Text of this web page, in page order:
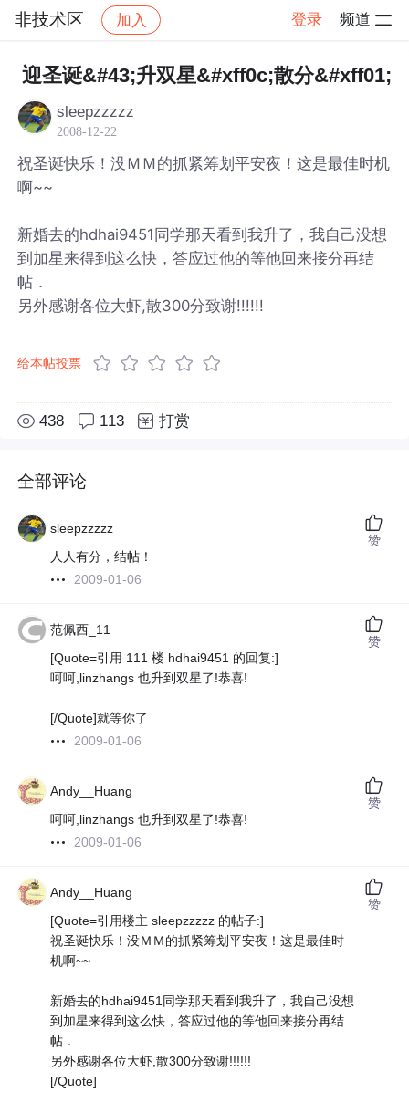
非技术区 加入 登录 频道
社区 非技术区 帖子详情
迎圣诞&#43;升双星&#xff0c;散分&#xff01;
sleepzzzzz
2008-12-22
祝圣诞快乐！没ＭＭ的抓紧筹划平安夜！这是最佳时机
啊~~
新婚去的hdhai9451同学那天看到我升了，我自己没想
到加星来得到这么快，答应过他的等他回来接分再结
帖．
另外感谢各位大虾,散300分致谢!!!!!!
给本帖投票
438 113 打赏
全部评论
sleepzzzzz
人人有分，结帖！
2009-01-06
赞
范佩西_11
[Quote=引用 111 楼 hdhai9451 的回复:]
呵呵,linzhangs 也升到双星了!恭喜!
[/Quote]就等你了
2009-01-06
赞
Andy__Huang
呵呵,linzhangs 也升到双星了!恭喜!
2009-01-06
赞
Andy__Huang
[Quote=引用楼主 sleepzzzzz 的帖子:]
祝圣诞快乐！没ＭＭ的抓紧筹划平安夜！这是最佳时
机啊~~
新婚去的hdhai9451同学那天看到我升了，我自己没想
到加星来得到这么快，答应过他的等他回来接分再结
帖．
另外感谢各位大虾,散300分致谢!!!!!!
[/Quote]
赞